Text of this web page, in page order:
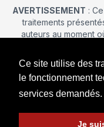
Ce site utilise des
le fonctionnement
services demandés.
Je
AVERTISSEMENT :
traitements
auteurs au moment
journal. La décision
prendre qu'après
publiées ici ne
revendication de
© 2026 Maîtrise